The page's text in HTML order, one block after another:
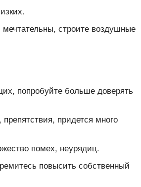
строите воздушные
попробуйте больше доверять
придется много
помех, неурядиц.
повысить собственный